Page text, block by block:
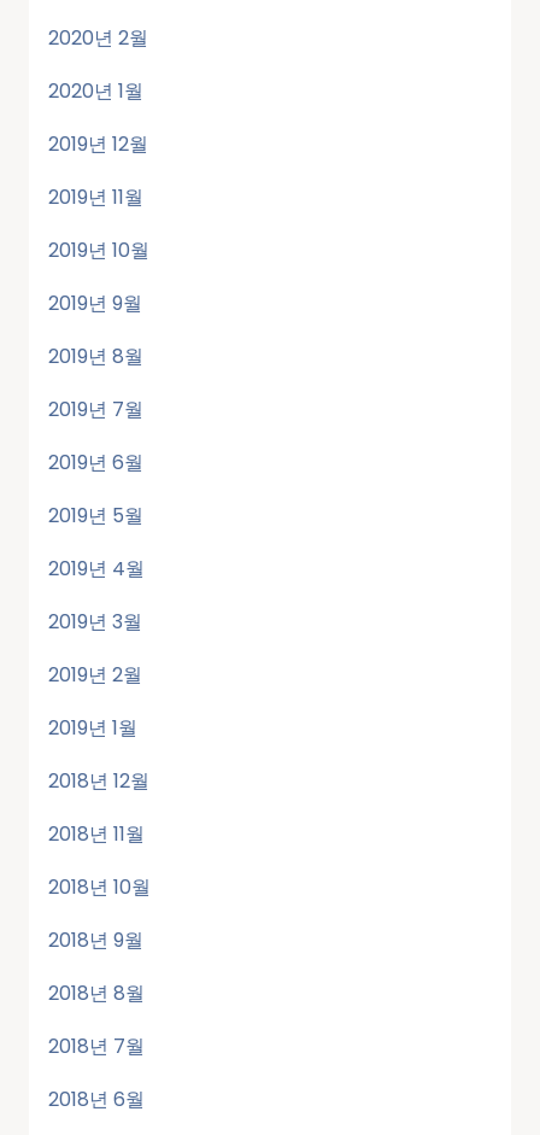
2020년 2월
2020년 1월
2019년 12월
2019년 11월
2019년 10월
2019년 9월
2019년 8월
2019년 7월
2019년 6월
2019년 5월
2019년 4월
2019년 3월
2019년 2월
2019년 1월
2018년 12월
2018년 11월
2018년 10월
2018년 9월
2018년 8월
2018년 7월
2018년 6월